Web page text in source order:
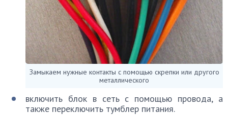
Замыкаем нужные контакты с помощью скрепки или другого
металлического
включить блок в сеть с помощью провода, а
также переключить тумблер питания.